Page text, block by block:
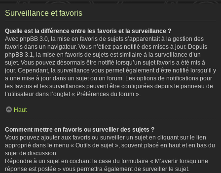
Surveillance et favoris
Quelle est la différence entre les favoris et la surveillance ?
Avec phpBB 3.0, la mise en favoris de sujets s’apparentait à la gestion des
favoris dans un navigateur. Vous n’étiez pas notifié des mises à jour. Depuis
phpBB 3.1, la mise en favoris de sujets est similaire à la surveillance d’un
sujet. Vous pouvez désormais être notifié lorsqu’un sujet favoris a été mis à
jour. Cependant, la surveillance vous permet également d’être notifié lorsqu’il y
a une mise à jour dans un sujet ou un forum. Les options de notifications pour
les favoris et les surveillances peuvent être configurées depuis le panneau de
l’utilisateur dans l’onglet « Préférences du forum ».
Haut
Comment mettre en favoris ou surveiller des sujets ?
Vous pouvez ajouter aux favoris ou surveiller un sujet en cliquant sur le lien
approprié dans le menu « Outils de sujet », souvent placé en haut et en bas du
sujet de discussion.
Répondre à un sujet en cochant la case du formulaire « M’avertir lorsqu’une
réponse est postée » vous permettra également de surveiller le sujet.